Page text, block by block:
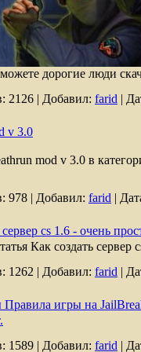
дорогие люди
2126 | Добавил: farid |
v 3.0
mod v 3.0 в
978 | Добавил: farid |
cs 1.6 - очень
Как создать
1262 | Добавил: farid |
Правила игры на
1589 | Добавил: farid |